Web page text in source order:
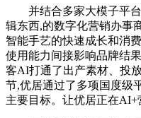
并结合多家大模子平台
辑东西,的数字化营销办事
智能手艺的快速成长和消
使用能力间接影响品牌结
客AI打通了出产素材、投
节,优居通过了多项国度级
主要目标。让优居正在AI+